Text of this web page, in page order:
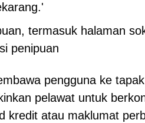
termasuk halaman
penipuan
pengguna ke
pelawat untuk
kredit atau maklumat